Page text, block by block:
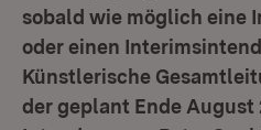
sobald wie möglich eine
oder einen
Künstlerische
der geplant Ende August